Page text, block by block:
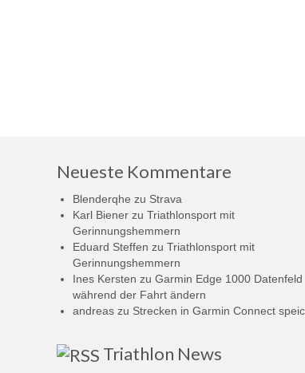
Neueste Kommentare
Blenderqhe zu Strava
Karl Biener zu Triathlonsport mit
Gerinnungshemmern
Eduard Steffen zu Triathlonsport mit
Gerinnungshemmern
Ines Kersten zu Garmin Edge 1000 Datenfeld
während der Fahrt ändern
andreas zu Strecken in Garmin Connect
Triathlon News